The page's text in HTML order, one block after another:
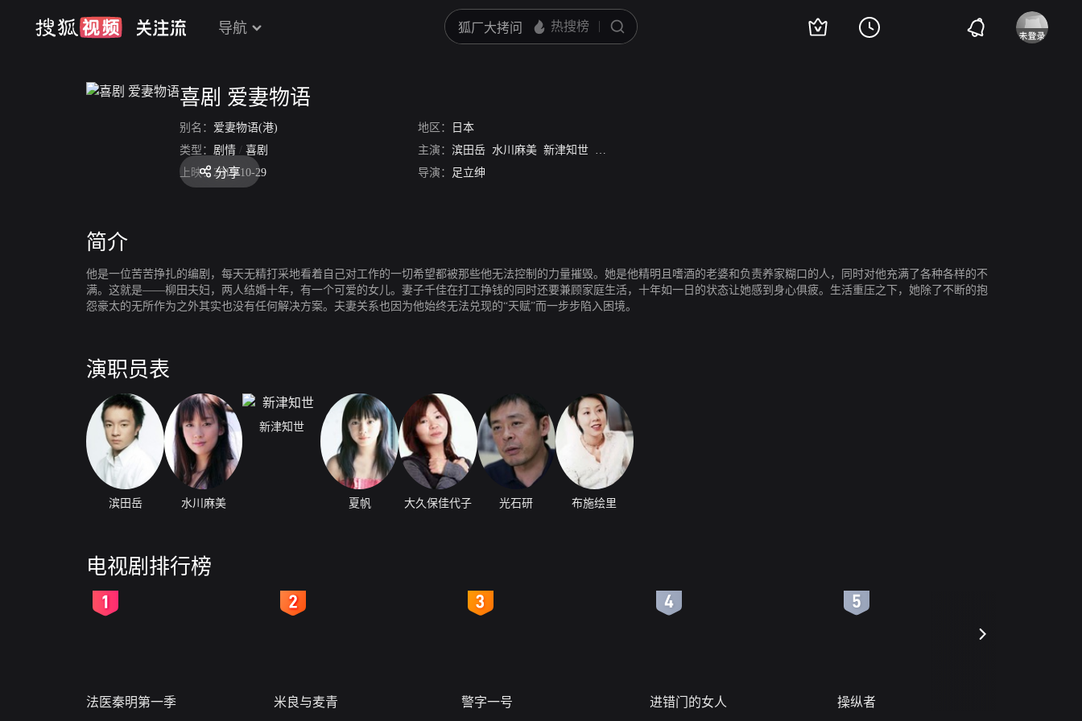
导航
喜剧 爱妻物语
别名： 爱妻物语(港) 地区：
日本
类型： 剧情 / 喜剧 主演： 滨田岳 水川麻美 新津知世 夏帆
上映： 2019-10-29 导演： 足立绅
分享
简介
他是一位苦苦挣扎的编剧，每天无精打采地看着自己对工作的一切希望都被那些他无法控制的力量摧毁。她是他精明且嗜酒的老婆和负责养家糊口的人，同时对他充满了各种各样的不
满。这就是——柳田夫妇，两人结婚十年，有一个可爱的女儿。妻子千佳在打工挣钱的同时还要兼顾家庭生活，十年如一日的状态让她感到身心俱疲。生活重压之下，她除了不断的抱
怨豪太的无所作为之外其实也没有任何解决方案。夫妻关系也因为他始终无法兑现的“天赋”而一步步陷入困境。
演职员表
滨田岳 水川麻美
新津知世
夏帆 大久保佳代子 光石研 布施绘里
电视剧排行榜
法医秦明第一季 米良与麦青 警字一号 进错门的女人 操纵者